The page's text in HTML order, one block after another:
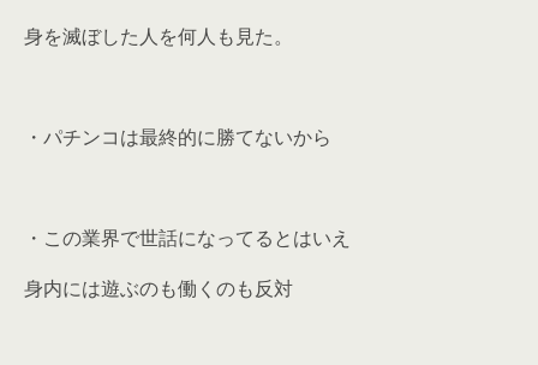
身を滅ぼした人を何人も見た。
・パチンコは最終的に勝てないから
・この業界で世話になってるとはいえ
身内には遊ぶのも働くのも反対